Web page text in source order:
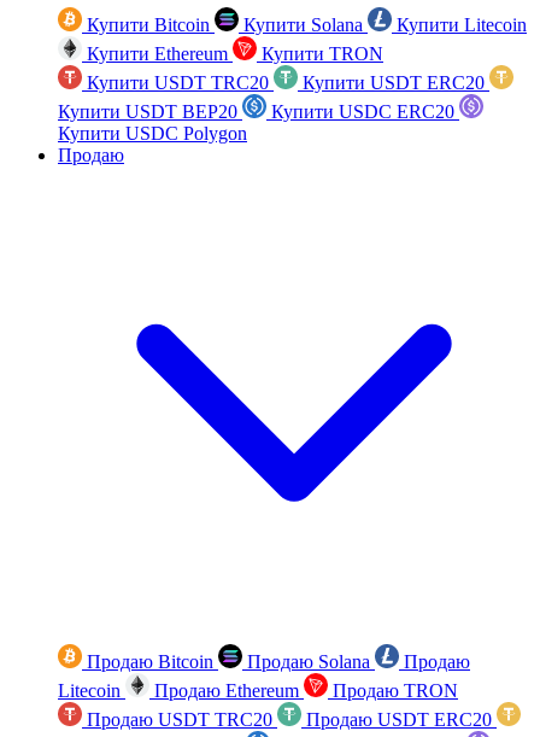
Купити Bitcoin Купити Solana
Купити Litecoin
Купити Ethereum
Купити TRON
Купити USDT TRC20
Купити USDT ERC20
Купити USDT BEP20
Купити USDC ERC20
Купити USDC Polygon
Продаю
Продаю Bitcoin Продаю Solana
Продаю
Litecoin
Продаю Ethereum
Продаю TRON
Продаю USDT TRC20
Продаю USDT ERC20